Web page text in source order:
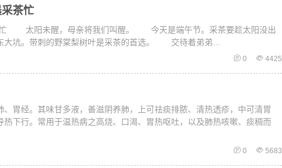
茶忙
醒，母亲将我们叫醒。 今天是端午节。采茶要趁太阳没出
坑。带刺的野棠梨树叶是采茶的首选。 交待着弟弟...
0 4425
、胃经。其味甘多液，善滋阴养肺，上可祛痰排脓、清热透疹，中可清胃
热下行。常用于温热病之高烧、口渴、胃热呕吐，以及肺热咳嗽、痰稠而
0 5683